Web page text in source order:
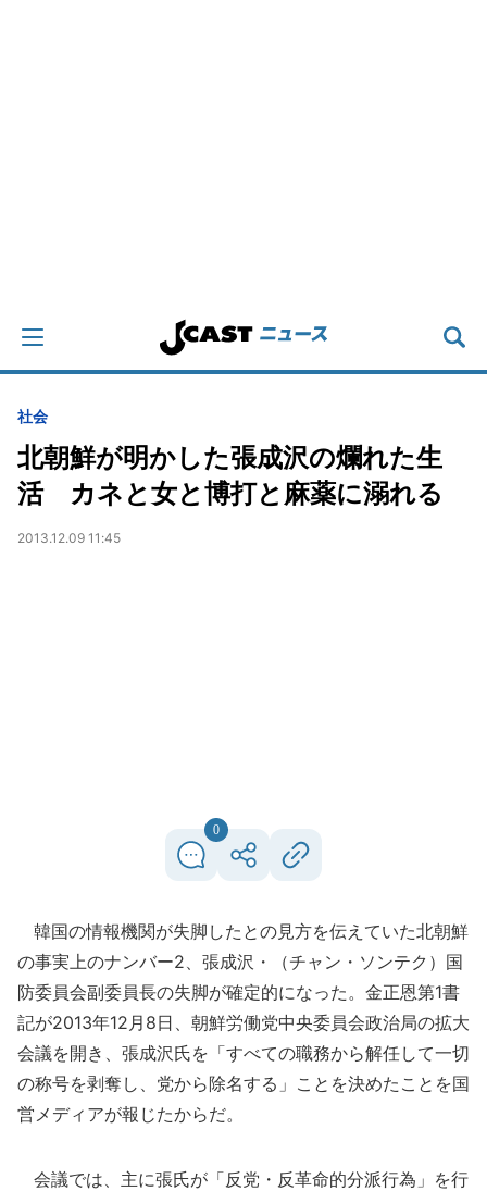
社会
北朝鮮が明かした張成沢の爛れた生
活 カネと女と博打と麻薬に溺れる
2013.12.09 11:45
0
韓国の情報機関が失脚したとの見方を伝えていた北朝鮮
の事実上のナンバー2、張成沢・（チャン・ソンテク）国
防委員会副委員長の失脚が確定的になった。金正恩第1書
記が2013年12月8日、朝鮮労働党中央委員会政治局の拡大
会議を開き、張成沢氏を「すべての職務から解任して一切
の称号を剥奪し、党から除名する」ことを決めたことを国
営メディアが報じたからだ。
会議では、主に張氏が「反党・反革命的分派行為」を行